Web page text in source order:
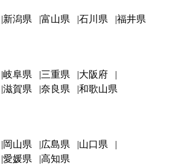
新潟県 富山県 石川県 福井県
岐阜県 三重県
大阪府
滋賀県 奈良県 和歌山県
岡山県 広島県
山口県
愛媛県 高知県